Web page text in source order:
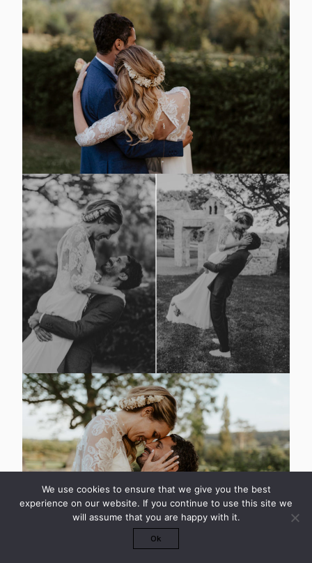
We use cookies to ensure that we give you the best
experience on our website. If you continue to use this site we
will assume that you are happy with it.
Ok